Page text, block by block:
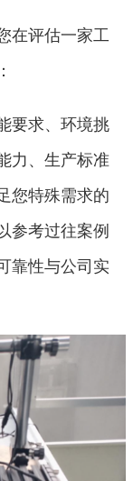
评估一家工
求、环境挑
力、生产标准
您特殊需求的
参考过往案例
靠性与公司实